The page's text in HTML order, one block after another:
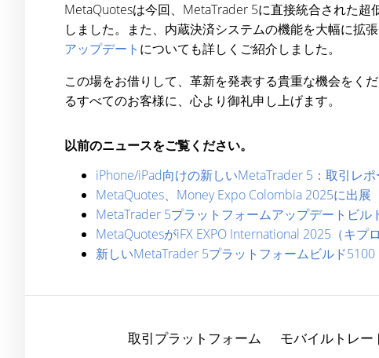
MetaQuotesは今回、MetaTrader 5に直接統合された
しました。また、内蔵決済システムの機能を大幅に拡
アップデート についても詳しくご紹介しました。
この場をお借りして、革新を発表する貴重な機会をく
るすべてのお客様に、心より御礼申し上げます。
以前のニュースをご覧ください。
iPhone/iPad向けの新しいMetaTrader 5：取引レ
MetaQuotes、Money Expo Colombia 2025に出展
MetaTrader 5プラットフォームアップデートビル
MetaQuotesがiFX EXPO International 2025（キプ
新しいMetaTrader 5プラットフォームビルド
取引プラットフォーム モバイルトレー